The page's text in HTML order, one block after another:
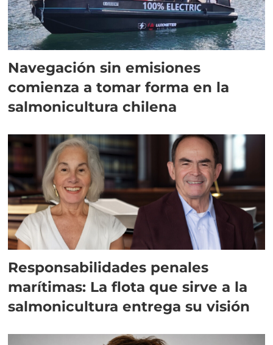
Navegación sin emisiones
comienza a tomar forma en la
salmonicultura chilena
Responsabilidades penales
marítimas: La flota que sirve a la
salmonicultura entrega su visión